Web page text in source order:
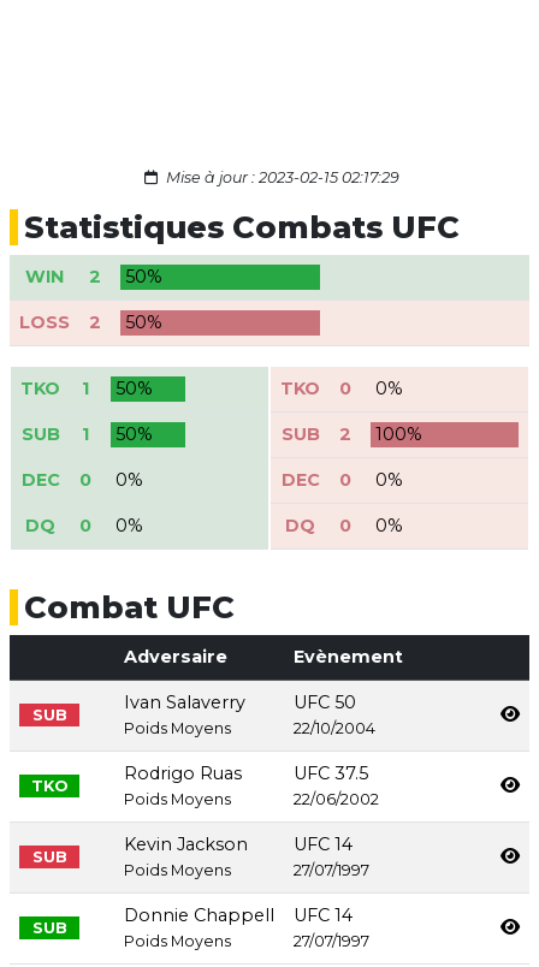
Mise à jour : 2023-02-15 02:17:29
Statistiques Combats UFC
WIN 2 50%
LOSS 2 50%
TKO 1 50%
SUB 1 50%
DEC 0 0%
DQ 0 0%
TKO 0 0%
SUB 2 100%
DEC 0 0%
DQ 0 0%
Combat UFC
Adversaire Evènement
SUB
Ivan Salaverry
Poids Moyens
UFC 50
22/10/2004
TKO
Rodrigo Ruas
Poids Moyens
UFC 37.5
22/06/2002
SUB
Kevin Jackson
Poids Moyens
UFC 14
27/07/1997
SUB
Donnie Chappell
Poids Moyens
UFC 14
27/07/1997